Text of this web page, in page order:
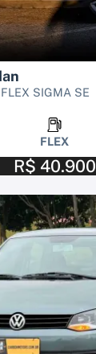
SIGMA SE
FLEX
R$ 40.900